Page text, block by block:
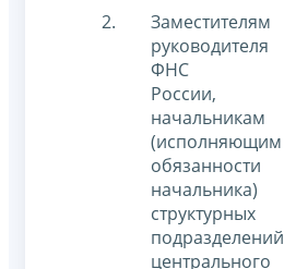
Заместителям
руководителя
ФНС
России,
начальникам
(исполняющим
обязанности
начальника)
структурных
подразделений
центрального